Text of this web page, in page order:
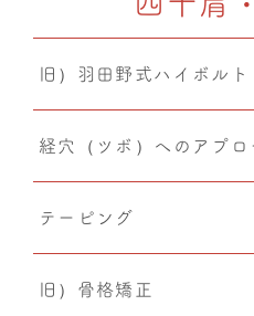
PIA(ピア)
産後矯正
自律神経調整
O脚矯正
旧）羽田野式ハイボルト
経穴（ツボ）へのアプロ
テーピング
旧）骨格矯正